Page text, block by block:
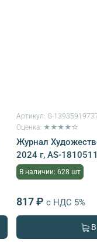
Артикул: G-
Оценка: ★★★★☆
Журнал
2024 г, AS-
В наличии: 628 шт
817 ₽ с НДС 5%